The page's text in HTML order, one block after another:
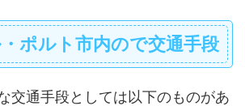
ポルト市内ので交通手段
交通手段としては以下のものがあ